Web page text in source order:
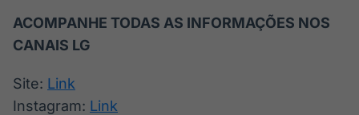
ACOMPANHE TODAS AS INFORMAÇÕES NOS
CANAIS LG
Site: Link
Instagram: Link